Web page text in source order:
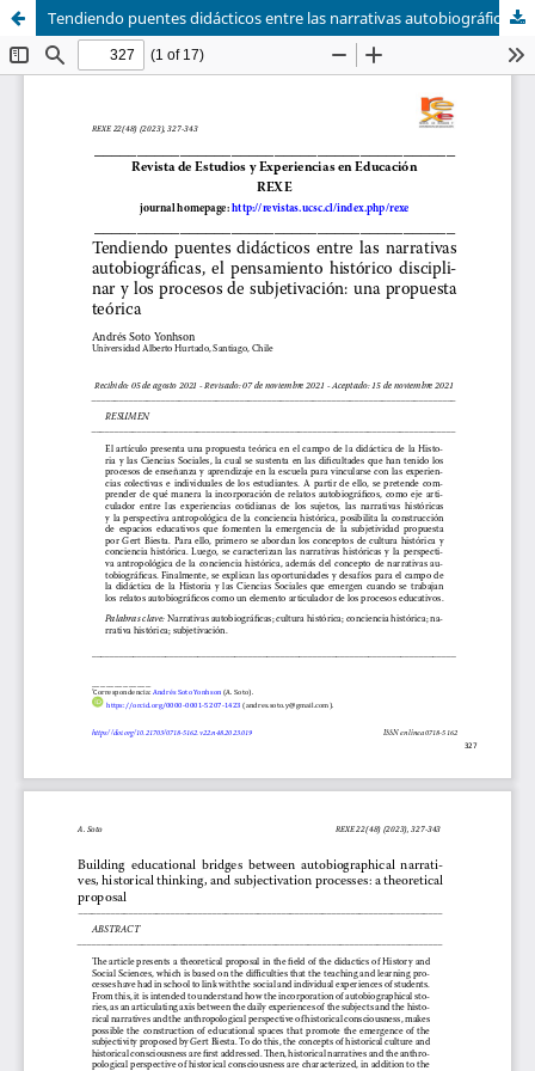
Tendiendo puentes didácticos entre las narrativas autobiográficas, el pensamiento histórico disciplinar y los procesos de subjetivación: una propuesta teórica